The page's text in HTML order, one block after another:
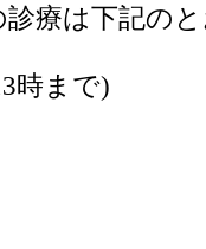
療は下記の
時まで)